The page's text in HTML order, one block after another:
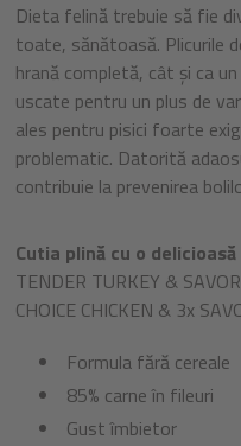
Dieta felină trebuie să fie
toate, sănătoasă. Plicurile
hrană completă, cât și ca
uscate pentru un plus de
ales pentru pisici foarte
problematic. Datorită
contribuie la prevenirea
Cutia plină cu o
TENDER TURKEY &
CHOICE CHICKEN & 3x
Formula fără cereale
85% carne în fileuri
Gust îmbietor